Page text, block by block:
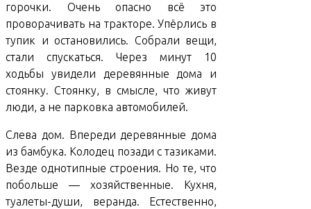
горочки. Очень опасно всё это
проворачивать на тракторе. Упёрлись в
тупик и остановились. Собрали вещи,
стали спускаться. Через минут 10
ходьбы увидели деревянные дома и
стоянку. Стоянку, в смысле, что живут
люди, а не парковка автомобилей.
Слева дом. Впереди деревянные дома
из бамбука. Колодец позади с тазиками.
Везде однотипные строения. Но те, что
побольше — хозяйственные. Кухня,
туалеты-души, веранда. Естественно,